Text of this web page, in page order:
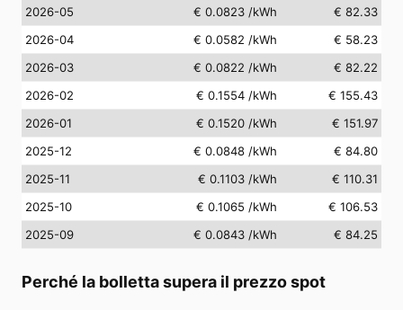
2026-05
€ 0.0823 /kWh
€ 82.33
2026-04
€ 0.0582 /kWh
€ 58.23
2026-03
€ 0.0822 /kWh
€ 82.22
2026-02
€ 0.1554 /kWh
€ 155.43
2026-01
€ 0.1520 /kWh
€ 151.97
2025-12
€ 0.0848 /kWh
€ 84.80
2025-11
€ 0.1103 /kWh
€ 110.31
2025-10
€ 0.1065 /kWh
€ 106.53
2025-09
€ 0.0843 /kWh € 84.25
Perché la bolletta supera il prezzo spot